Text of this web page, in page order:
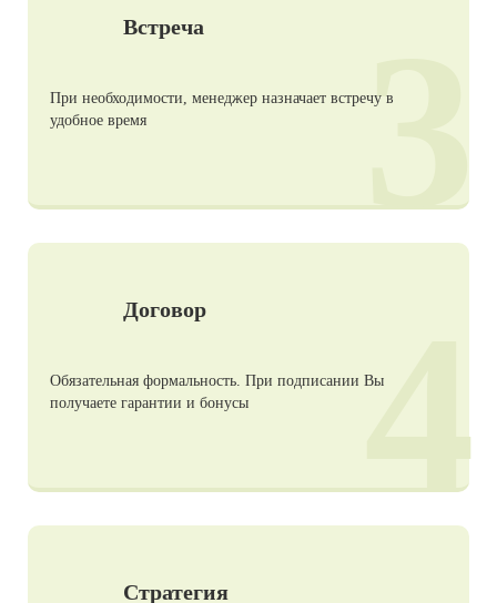
Встреча
При необходимости, менеджер назначает встречу в
удобное время
3
Договор
Обязательная формальность. При подписании Вы
получаете гарантии и бонусы
4
Стратегия